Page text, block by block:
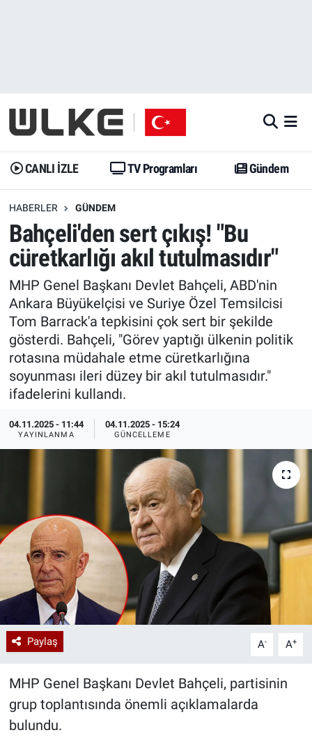
CANLI İZLE TV Programları Gündem
HABERLER GÜNDEM
Bahçeli'den sert çıkış! "Bu
cüretkarlığı akıl tutulmasıdır"
MHP Genel Başkanı Devlet Bahçeli, ABD'nin
Ankara Büyükelçisi ve Suriye Özel Temsilcisi
Tom Barrack'a tepkisini çok sert bir şekilde
gösterdi. Bahçeli, "Görev yaptığı ülkenin politik
rotasına müdahale etme cüretkarlığına
soyunması ileri düzey bir akıl tutulmasıdır."
ifadelerini kullandı.
04.11.2025 - 11:44
YAYINLANMA
04.11.2025 - 15:24
GÜNCELLEME
Paylaş A- A+
MHP Genel Başkanı Devlet Bahçeli, partisinin
grup toplantısında önemli açıklamalarda
bulundu.
Gündem
Dünya
Erişim Bilgileri
Ekonomi
Trend
Özel Haberler
Yazarlar
Gündem
Trend
Erişim Bilgileri
Spor
Ekonomi
Dünya
Medya
Sağlık
Teknoloji
Ramazan
İstanbul Namaz Vakitleri
Trafik Durumu
Erişim Bilgileri
Tüm Manşetler
Son Dakika Haberleri
Haber Arşivi